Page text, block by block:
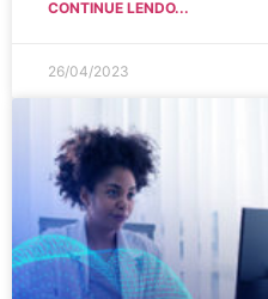
CONTINUE LENDO...
26/04/2023